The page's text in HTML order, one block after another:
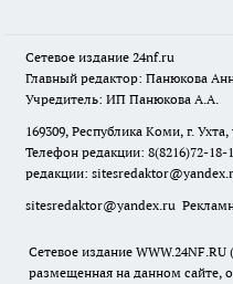
Сетевое издание 24nf.ru
Главный редактор: Панюкова
Учредитель: ИП Панюкова А.А.
169309, Республика Коми, г.
Телефон редакции: 8(8216)72-18-
редакции:
sitesredaktor@yandex.ru
Сетевое издание
размещенная на данном сайте,